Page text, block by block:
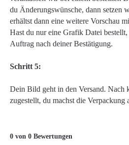
du Änderungswünsche, dann setzen
erhältst dann eine weitere Vorschau
Hast du nur eine Grafik Datei
Auftrag nach deiner Bestätigung.
Schritt 5:
Dein Bild geht in den Versand. Nach
zugestellt, du machst die Verpackung
0 von 0 Bewertungen